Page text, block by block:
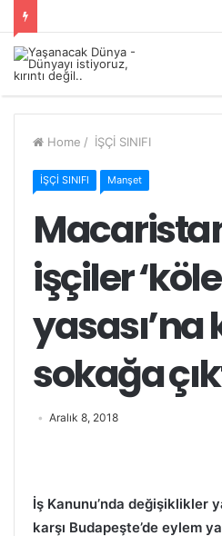
Home / İŞÇİ SINIFI
İŞÇİ SINIFI Manşet
işçiler
yasası’na
sokağa
Aralık 8, 2018
İş Kanunu’nda değişiklikler
karşı Budapeşte’de eylem